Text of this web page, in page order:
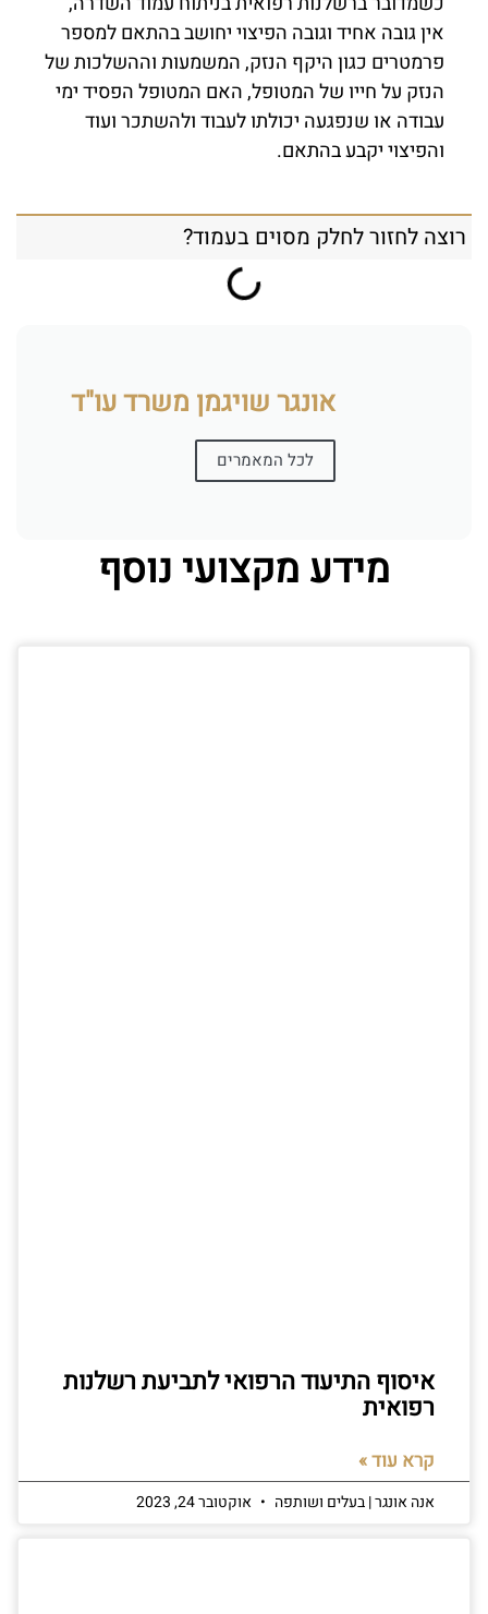
אין גובה אחיד וגובה הפיצוי יחושב בהתאם למספר
פרמטרים כגון היקף הנזק, המשמעות וההשלכות של
הנזק על חייו של המטופל, האם המטופל הפסיד ימי
עבודה או שנפגעה יכולתו לעבוד ולהשתכר ועוד
והפיצוי יקבע בהתאם.
רוצה לחזור לחלק מסוים בעמוד?
אונגר שויגמן משרד עו"ד
לכל המאמרים
מידע מקצועי נוסף
איסוף התיעוד הרפואי לתביעת רשלנות
רפואית
קרא עוד »
אנה אונגר | בעלים ושותפה אוקטובר 24, 2023